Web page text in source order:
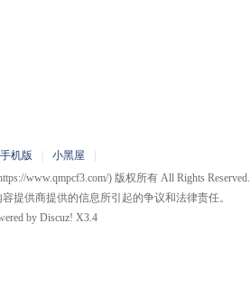
手机版 小黑屋
www.qmpcf3.com/) 版权所有 All Rights Reserved.
提供商提供的信息所引起的争议和法律责任。
byDiscuz! X3.4